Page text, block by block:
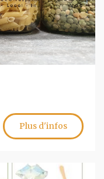
Plus d'infos